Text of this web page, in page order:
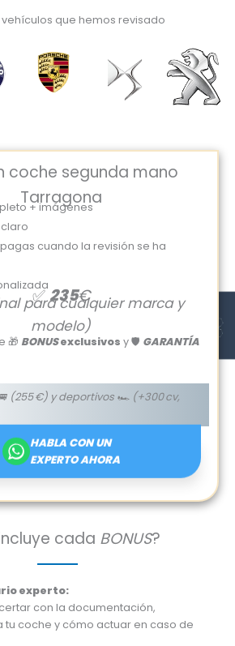
que hemos revisado
coche segunda mano
Tarragona
+ imágenes
pagas cuando la revisión se ha
✅235€
para cualquier marca y
modelo)
🎁 BONUSexclusivos y 🛡️ GARANTÍA
(255 €) y deportivos 🏎️ (+300 cv,
HABLA CON UN
EXPERTO AHORA
cada BONUS?
experto:
con la documentación,
coche y cómo actuar en caso de